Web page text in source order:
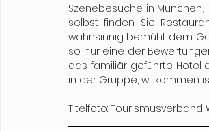
Szenebesuche in München,
selbst finden Sie
wahnsinnig bemüht dem
so nur eine der
das familiär geführte Hotel
in der Gruppe, willkommen
Titelfoto: Tourismusverband